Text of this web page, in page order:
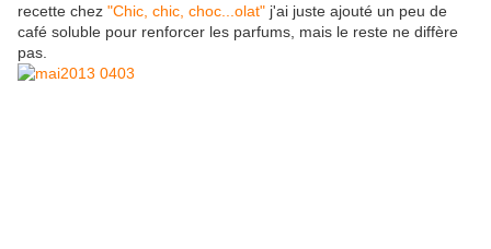
recette chez "Chic, chic, choc...olat" j'ai juste ajouté un peu de
café soluble pour renforcer les parfums, mais le reste ne diffère
pas.